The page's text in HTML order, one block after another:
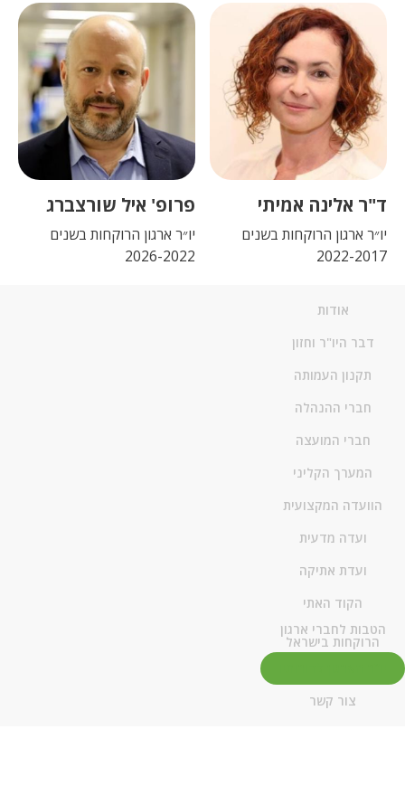
ד"ר אלינה אמיתי
יו״ר ארגון הרוקחות בשנים
2022-2017
פרופ' איל שורצברג
יו״ר ארגון הרוקחות בשנים
2026-2022
אודות
דבר היו"ר וחזון
תקנון העמותה
חברי ההנהלה
חברי המועצה
המערך הקליני
הוועדה המקצועית
ועדה מדעית
ועדת אתיקה
הקוד האתי
הטבות לחברי ארגון
הרוקחות בישראל
צור קשר